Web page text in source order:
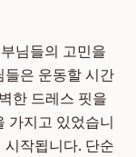
님들의 고민을
은 운동할 시간
한 드레스 핏을
가지고 있었습니
작됩니다. 단순